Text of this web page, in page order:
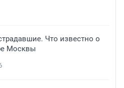
Что известно о
Москвы